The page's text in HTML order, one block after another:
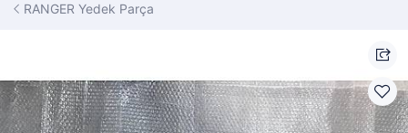
RANGER Yedek Parça